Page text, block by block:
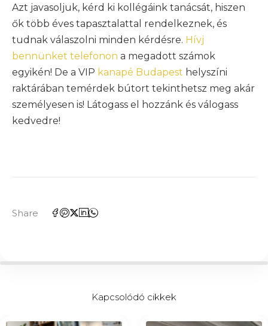
Azt javasoljuk, kérd ki kollégáink tanácsát, hiszen
ők több éves tapasztalattal rendelkeznek, és
tudnak válaszolni minden kérdésre. Hívj
bennünket telefonon a megadott számok
egyikén! De a VIP kanapé Budapest helyszíni
raktárában temérdek bútort tekinthetsz meg akár
személyesen is! Látogass el hozzánk és válogass
kedvedre!
Share
Kapcsolódó cikkek